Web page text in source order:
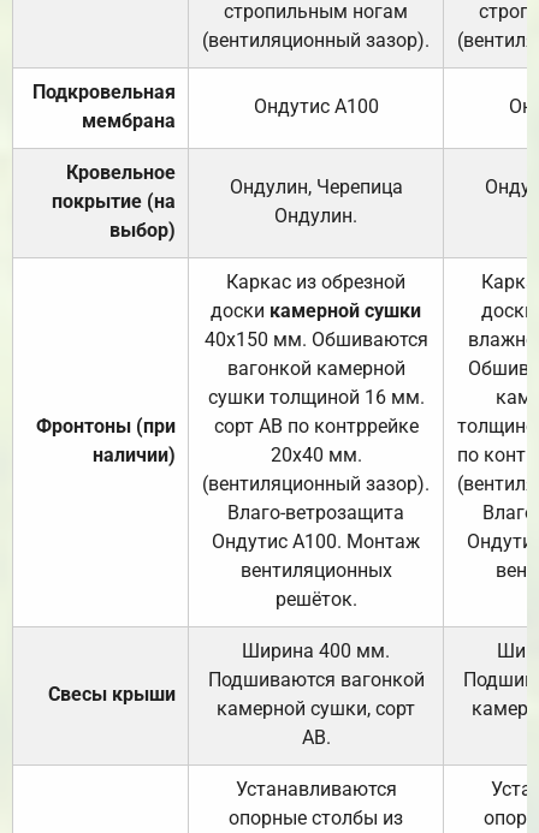
стропильным ногам
(вентиляционный зазор).
Подкровельная
мембрана
Ондутис А100
Кровельное
покрытие (на
выбор)
Ондулин, Черепица
Ондулин.
Фронтоны (при
наличии)
Каркас из обрезной
доски камерной сушки
40х150 мм. Обшиваются
вагонкой камерной
сушки толщиной 16 мм.
сорт АВ по контррейке
20х40 мм.
(вентиляционный зазор).
Влаго-ветрозащита
Ондутис А100. Монтаж
вентиляционных
решёток.
доски
по
Свесы крыши
Ширина 400 мм.
Подшиваются вагонкой
камерной сушки, сорт
АВ.
Устанавливаются
опорные столбы из